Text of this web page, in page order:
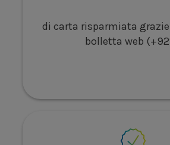
di carta risparmiata
bolletta web